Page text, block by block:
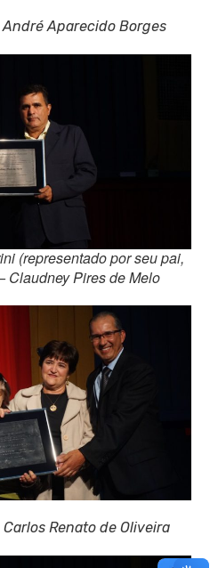
Aparecido Borges
(representado por seu pai,
Claudney Pires de Melo
Renato de Oliveira